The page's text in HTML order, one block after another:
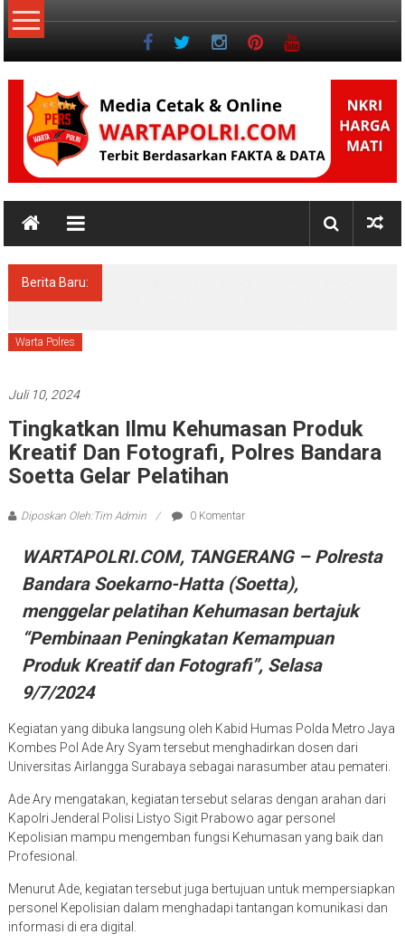
Lompat
ke
NKRI
Jurnalisme
Berita Baru:
Tingkatkan Ilmu Kehumasan Produk
Kreatif Dan Fotografi, Polres Bandara
Soetta Gelar Pelatihan
Bandara Soekarno-Hatta (Soetta),
menggelar pelatihan Kehumasan bertajuk
“Pembinaan Peningkatan Kemampuan
Produk Kreatif dan Fotografi”, Selasa
9/7/2024
Kombes Pol Ade Ary Syam tersebut menghadirkan dosen dari
Universitas Airlangga Surabaya sebagai narasumber atau pemateri.
Kapolri Jenderal Polisi Listyo Sigit Prabowo agar personel
Kepolisian mampu mengemban fungsi Kehumasan yang baik dan
Profesional.
personel Kepolisian dalam menghadapi tantangan komunikasi dan
informasi di era digital.